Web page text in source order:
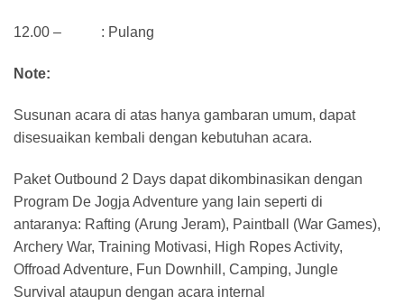
12.00 – : Pulang
Note:
Susunan acara di atas hanya gambaran umum, dapat
disesuaikan kembali dengan kebutuhan acara.
Paket Outbound 2 Days dapat dikombinasikan dengan
Program De Jogja Adventure yang lain seperti di
antaranya: Rafting (Arung Jeram), Paintball (War Games),
Archery War, Training Motivasi, High Ropes Activity,
Offroad Adventure, Fun Downhill, Camping, Jungle
Survival ataupun dengan acara internal